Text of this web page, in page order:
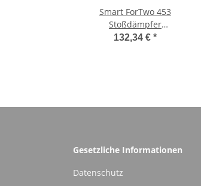
Smart ForTwo 453
Stoßdämpfer
Dämpferbein vorne
132,34 € *
Gesetzliche Informationen
Datenschutz